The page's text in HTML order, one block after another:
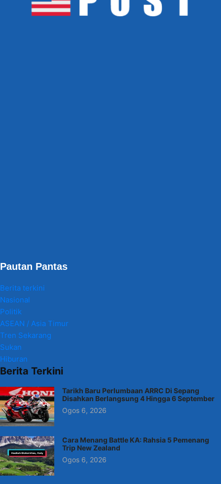
Pautan Pantas
Berita terkini
Nasional
Politik
ASEAN / Asia Timur
Tren Sekarang
Sukan
Hiburan
Berita Terkini
Tarikh Baru Perlumbaan ARRC Di Sepang
Disahkan Berlangsung 4 Hingga 6 September
Ogos 6, 2026
Cara Menang Battle KA: Rahsia 5 Pemenang
Trip New Zealand
Ogos 6, 2026